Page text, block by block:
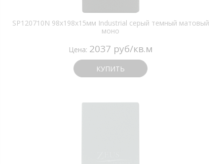
SP120710N 98х198х15мм Industrial серый темный матовый
моно
Цена: 2037 руб/кв.м
КУПИТЬ